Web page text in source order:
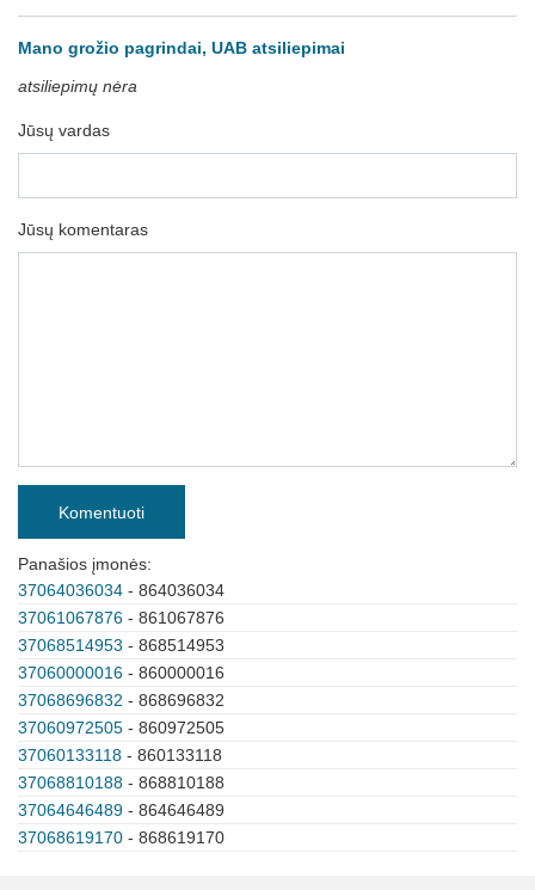
Mano grožio pagrindai, UAB atsiliepimai
atsiliepimų nėra
Jūsų vardas
Jūsų komentaras
Komentuoti
Panašios įmonės:
37064036034 - 864036034
37061067876 - 861067876
37068514953 - 868514953
37060000016 - 860000016
37068696832 - 868696832
37060972505 - 860972505
37060133118 - 860133118
37068810188 - 868810188
37064646489 - 864646489
37068619170 - 868619170